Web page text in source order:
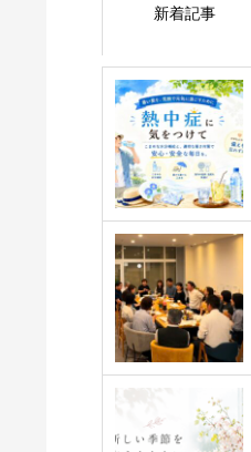
新着記事